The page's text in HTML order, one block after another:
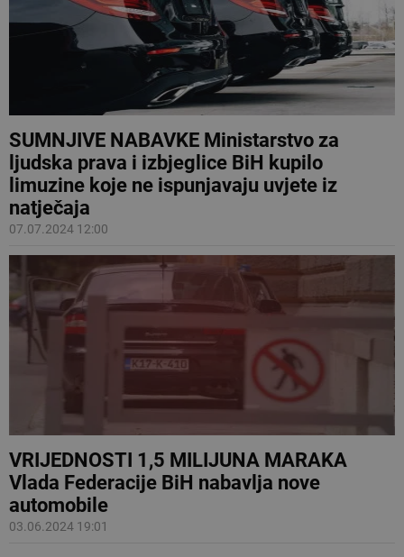
SUMNJIVE NABAVKE Ministarstvo za
ljudska prava i izbjeglice BiH kupilo
limuzine koje ne ispunjavaju uvjete iz
natječaja
07.07.2024 12:00
VRIJEDNOSTI 1,5 MILIJUNA MARAKA
Vlada Federacije BiH nabavlja nove
automobile
03.06.2024 19:01